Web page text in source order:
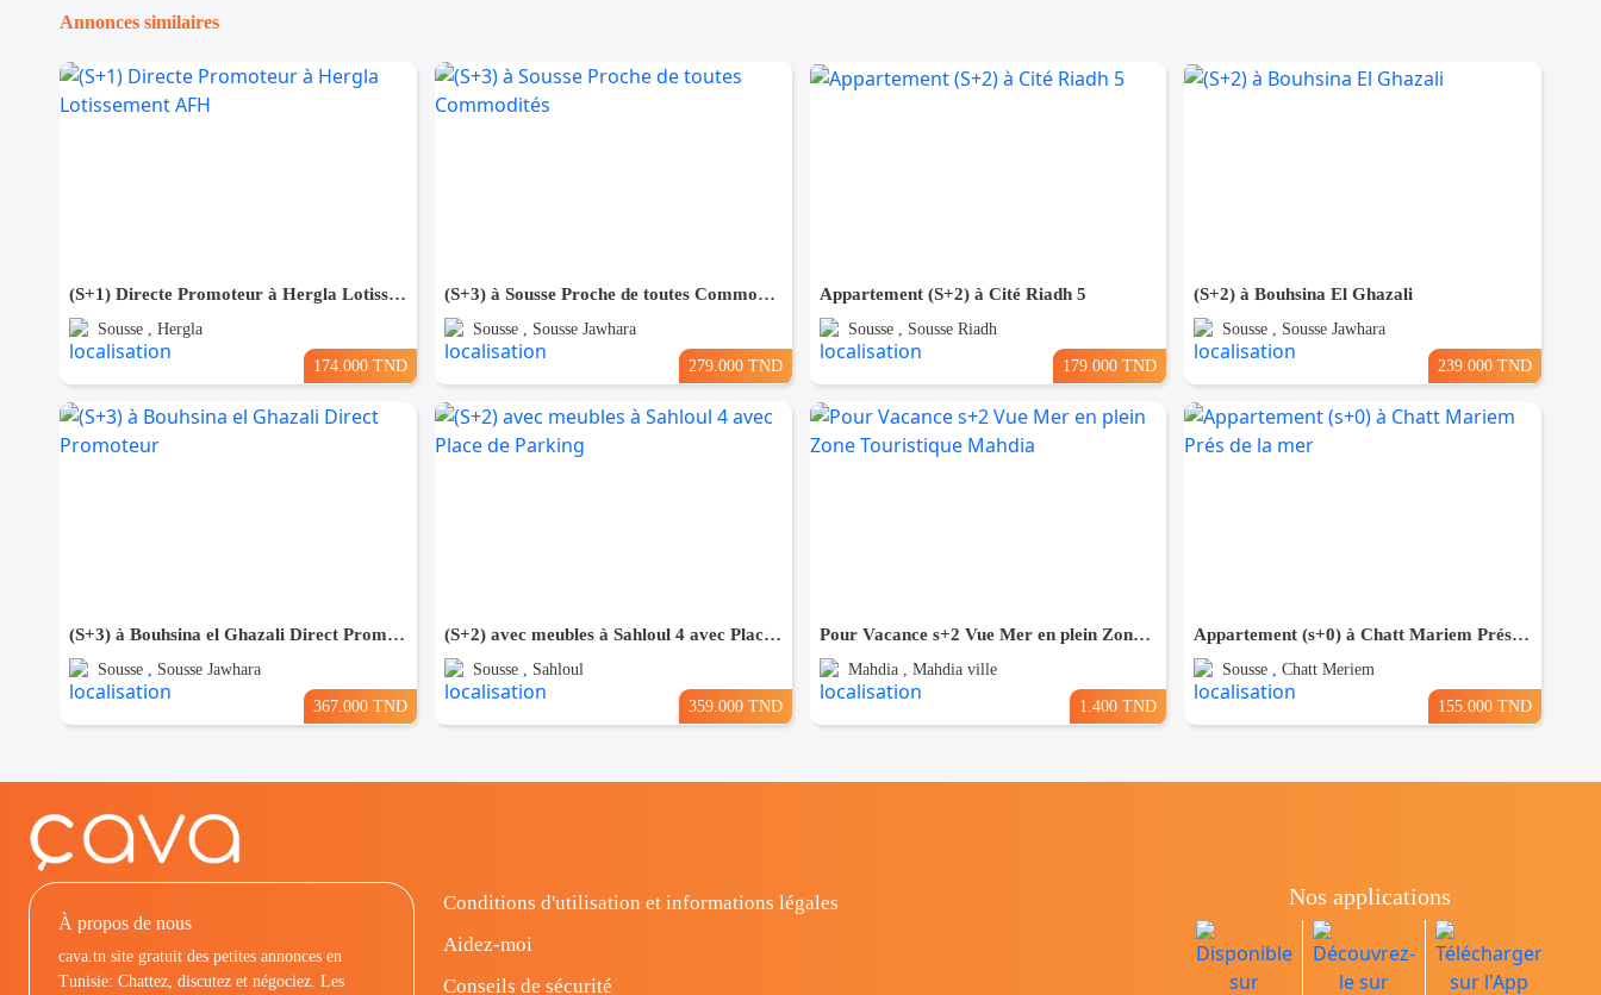
Annonces similaires
(S+1) Directe Promoteur à Hergla Lotissement AFH
Sousse , Hergla
174.000 TND
(S+3) à Sousse Proche de toutes Commodités
Sousse , Sousse Jawhara
279.000 TND
Appartement (S+2) à Cité Riadh 5
Sousse , Sousse Riadh
179.000 TND
(S+2) à Bouhsina El Ghazali
Sousse , Sousse Jawhara
239.000 TND
(S+3) à Bouhsina el Ghazali Direct Promoteur
Sousse , Sousse Jawhara
367.000 TND
(S+2) avec meubles à Sahloul 4 avec Place de Parking
Sousse , Sahloul
359.000 TND
Pour Vacance s+2 Vue Mer en plein Zone Touristique Mahdia
Mahdia , Mahdia ville
1.400 TND
Appartement (s+0) à Chatt Mariem Prés de la mer
Sousse , Chatt Meriem
155.000 TND
À propos de nous
cava.tn site gratuit des petites annonces en
Tunisie: Chattez, discutez et négociez. Les
Conditions d'utilisation et informations légales
Aidez-moi
Conseils de sécurité
Nos applications